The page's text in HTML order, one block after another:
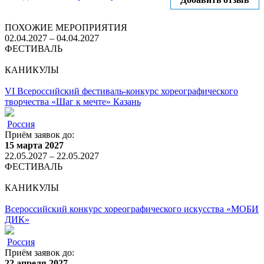
ПОХОЖИЕ МЕРОПРИЯТИЯ
02.04.2027 – 04.04.2027
ФЕСТИВАЛЬ
КАНИКУЛЫ
VI Всероссийский фестиваль-конкурс хореографического
творчества «Шаг к мечте» Казань
Россия
Приём заявок до:
15 марта 2027
22.05.2027 – 22.05.2027
ФЕСТИВАЛЬ
КАНИКУЛЫ
Всероссийский конкурс хореографического искусства «МОБИ
ДИК»
Россия
Приём заявок до: